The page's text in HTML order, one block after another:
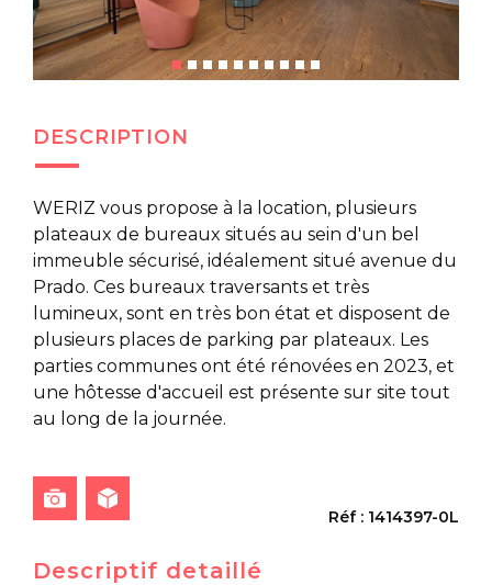
DESCRIPTION
WERIZ vous propose à la location, plusieurs
plateaux de bureaux situés au sein d'un bel
immeuble sécurisé, idéalement situé avenue du
Prado. Ces bureaux traversants et très
lumineux, sont en très bon état et disposent de
plusieurs places de parking par plateaux. Les
parties communes ont été rénovées en 2023, et
une hôtesse d'accueil est présente sur site tout
au long de la journée.
Réf : 1414397-0L
Descriptif detaillé